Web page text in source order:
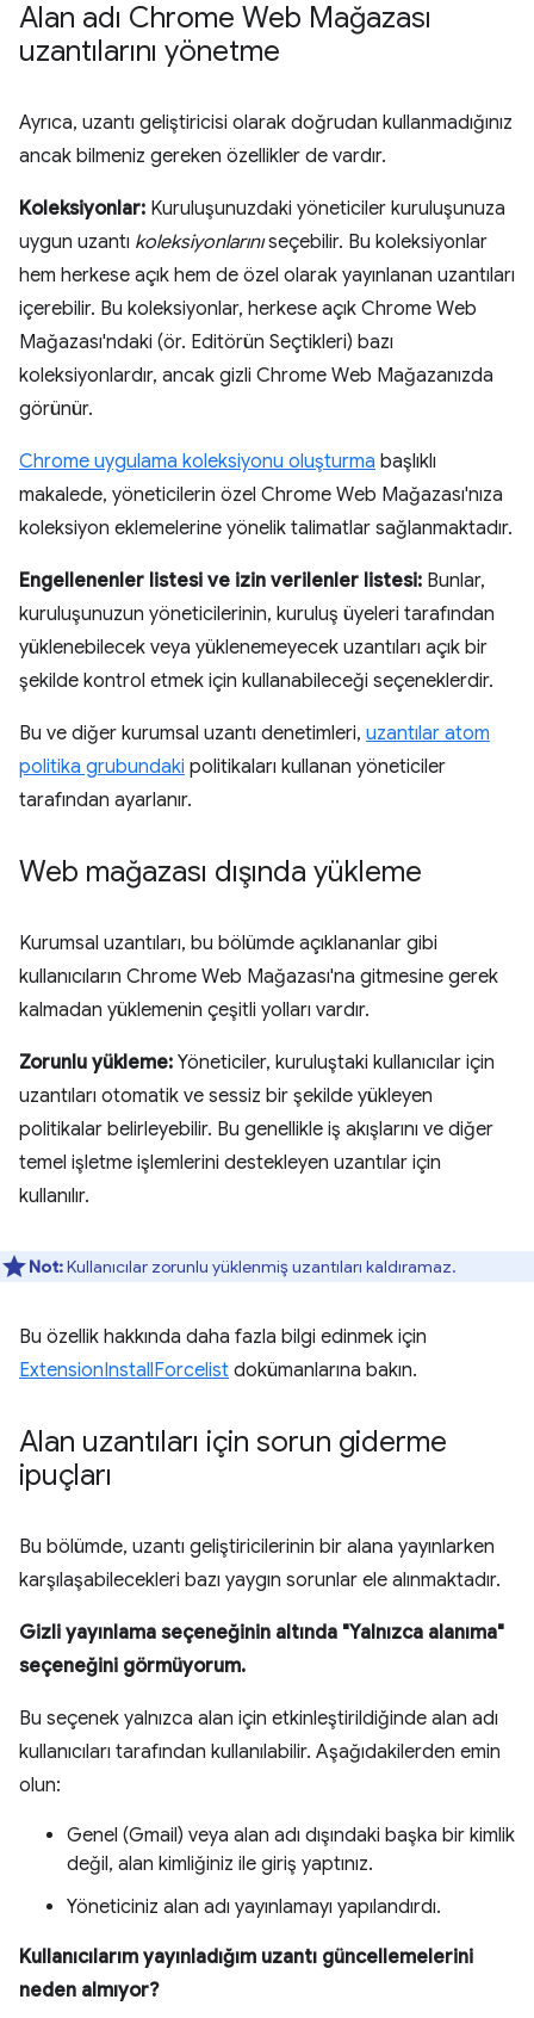
Alan adı Chrome Web Mağazası
uzantılarını yönetme
Ayrıca, uzantı geliştiricisi olarak doğrudan kullanmadığınız
ancak bilmeniz gereken özellikler de vardır.
Koleksiyonlar: Kuruluşunuzdaki yöneticiler kuruluşunuza
uygun uzantı koleksiyonlarınıseçebilir. Bu koleksiyonlar
hem herkese açık hem de özel olarak yayınlanan uzantıları
içerebilir. Bu koleksiyonlar, herkese açık Chrome Web
Mağazası'ndaki (ör. Editörün Seçtikleri) bazı
koleksiyonlardır, ancak gizli Chrome Web Mağazanızda
görünür.
Chrome uygulama koleksiyonu oluşturma başlıklı
makalede, yöneticilerin özel Chrome Web Mağazası'nıza
koleksiyon eklemelerine yönelik talimatlar sağlanmaktadır.
Engellenenler listesi ve izin verilenler listesi: Bunlar,
kuruluşunuzun yöneticilerinin, kuruluş üyeleri tarafından
yüklenebilecek veya yüklenemeyecek uzantıları açık bir
şekilde kontrol etmek için kullanabileceği seçeneklerdir.
Bu ve diğer kurumsal uzantı denetimleri, uzantılar atom
politika grubundaki politikaları kullanan yöneticiler
tarafından ayarlanır.
Web mağazası dışında yükleme
Kurumsal uzantıları, bu bölümde açıklananlar gibi
kullanıcıların Chrome Web Mağazası'na gitmesine gerek
kalmadan yüklemenin çeşitli yolları vardır.
Zorunlu yükleme: Yöneticiler, kuruluştaki kullanıcılar için
uzantıları otomatik ve sessiz bir şekilde yükleyen
politikalar belirleyebilir. Bu genellikle iş akışlarını ve diğer
temel işletme işlemlerini destekleyen uzantılar için
kullanılır.
Not:Kullanıcılar zorunlu yüklenmiş uzantıları kaldıramaz.
Bu özellik hakkında daha fazla bilgi edinmek için
ExtensionInstallForcelist dokümanlarına bakın.
Alan uzantıları için sorun giderme
ipuçları
Bu bölümde, uzantı geliştiricilerinin bir alana yayınlarken
karşılaşabilecekleri bazı yaygın sorunlar ele alınmaktadır.
Gizli yayınlama seçeneğinin altında "Yalnızca alanıma"
seçeneğini görmüyorum.
Bu seçenek yalnızca alan için etkinleştirildiğinde alan adı
kullanıcıları tarafından kullanılabilir. Aşağıdakilerden emin
olun:
Genel (Gmail) veya alan adı dışındaki başka bir kimlik
değil, alan kimliğiniz ile giriş yaptınız.
Yöneticiniz alan adı yayınlamayı yapılandırdı.
Kullanıcılarım yayınladığım uzantı güncellemelerini
neden almıyor?